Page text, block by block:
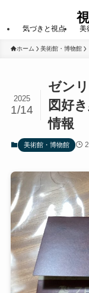
気づきと視点 美
ホーム 美術館・博物館
ゼン
図好
情報
2025
1/14
美術館・博物館